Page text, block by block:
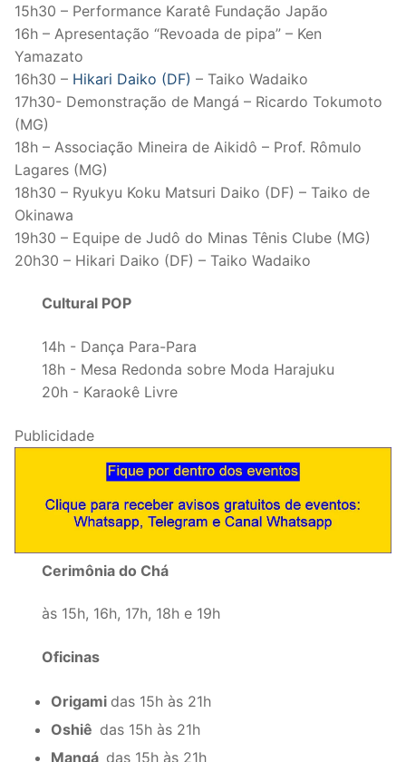
15h30 – Performance Karatê Fundação Japão
16h – Apresentação “Revoada de pipa” – Ken
Yamazato
16h30 – Hikari Daiko (DF) – Taiko Wadaiko
17h30- Demonstração de Mangá – Ricardo Tokumoto
(MG)
18h – Associação Mineira de Aikidô – Prof. Rômulo
Lagares (MG)
18h30 – Ryukyu Koku Matsuri Daiko (DF) – Taiko de
Okinawa
19h30 – Equipe de Judô do Minas Tênis Clube (MG)
20h30 – Hikari Daiko (DF) – Taiko Wadaiko
Cultural POP
14h - Dança Para-Para
18h - Mesa Redonda sobre Moda Harajuku
20h - Karaokê Livre
Publicidade
Cerimônia do Chá
às 15h, 16h, 17h, 18h e 19h
Oficinas
Origami das 15h às 21h
Oshiê das 15h às 21h
Mangá das 15h às 21h